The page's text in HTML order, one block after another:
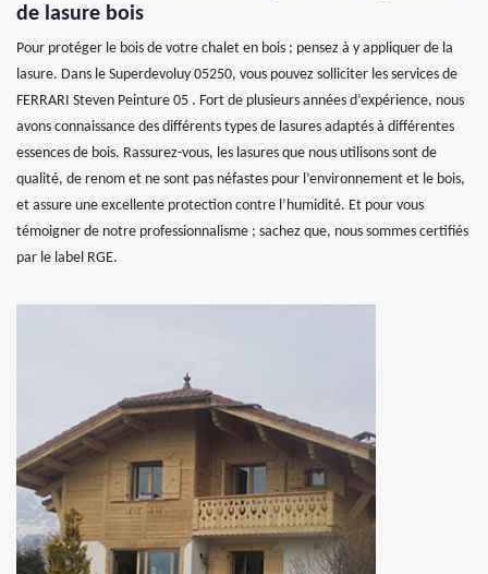
de lasure bois
Pour protéger le bois de votre chalet en bois ; pensez à y appliquer de la
lasure. Dans le Superdevoluy 05250, vous pouvez solliciter les services de
FERRARI Steven Peinture 05 . Fort de plusieurs années d’expérience, nous
avons connaissance des différents types de lasures adaptés à différentes
essences de bois. Rassurez-vous, les lasures que nous utilisons sont de
qualité, de renom et ne sont pas néfastes pour l’environnement et le bois,
et assure une excellente protection contre l’humidité. Et pour vous
témoigner de notre professionnalisme ; sachez que, nous sommes certifiés
par le label RGE.